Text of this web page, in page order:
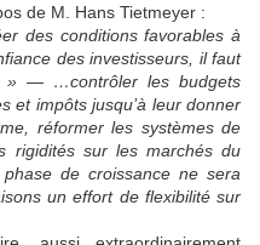
de M. Hans Tietmeyer :
des conditions favorables à
des investisseurs, il faut
»— …contrôler les budgets
et impôts jusqu’à leur donner
réformer les systèmes de
rigidités sur les marchés du
de croissance ne sera
un effort de flexibilité sur